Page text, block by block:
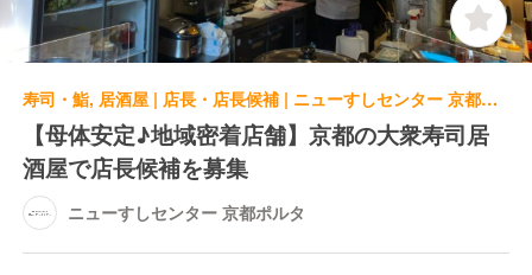
寿司・鮨, 居酒屋 | 店長・店長候補 | ニューすしセンター 京都ポルタ
【母体安定♪地域密着店舗】京都の大衆寿司居
酒屋で店長候補を募集
ニューすしセンター 京都ポルタ